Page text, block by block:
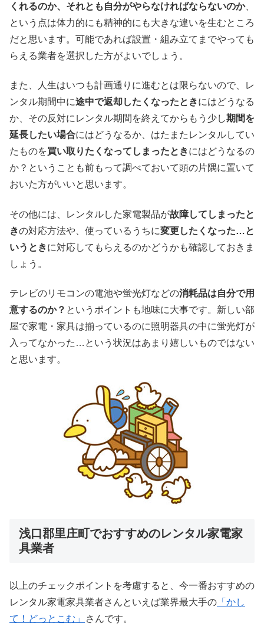
くれるのか、それとも自分がやらなければならないのか、
という点は体力的にも精神的にも大きな違いを生むところ
だと思います。可能であれば設置・組み立てまでやっても
らえる業者を選択した方がよいでしょう。
また、人生はいつも計画通りに進むとは限らないので、レ
ンタル期間中に途中で返却したくなったときにはどうなる
か、その反対にレンタル期間を終えてからもう少し期間を
延長したい場合にはどうなるか、はたまたレンタルしてい
たものを買い取りたくなってしまったときにはどうなるの
か？ということも前もって調べておいて頭の片隅に置いて
おいた方がいいと思います。
その他には、レンタルした家電製品が故障してしまったと
きの対応方法や、使っているうちに変更したくなった…と
いうときに対応してもらえるのかどうかも確認しておきま
しょう。
テレビのリモコンの電池や蛍光灯などの消耗品は自分で用
意するのか？ というポイントも地味に大事です。新しい部
屋で家電・家具は揃っているのに照明器具の中に蛍光灯が
入ってなかった…という状況はあまり嬉しいものではない
と思います。
浅口郡里庄町でおすすめのレンタル家電家
具業者
以上のチェックポイントを考慮すると、今一番おすすめの
レンタル家電家具業者さんといえば業界最大手の 「かし
て！どっとこむ」
さんです。